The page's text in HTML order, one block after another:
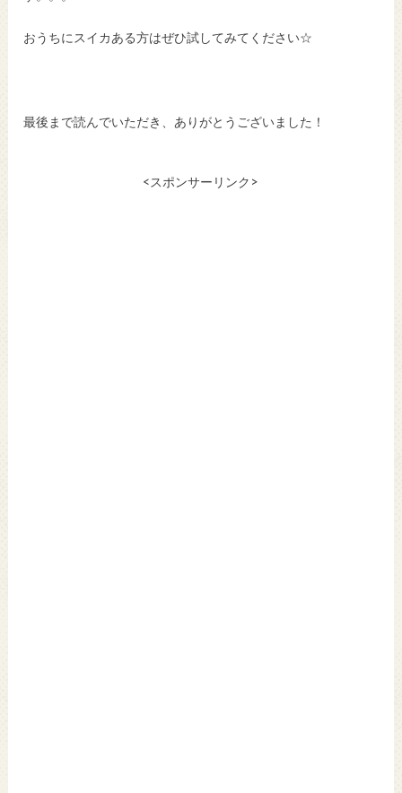
おうちにスイカある方はぜひ試してみてください☆
最後まで読んでいただき、ありがとうございました！
<スポンサーリンク>